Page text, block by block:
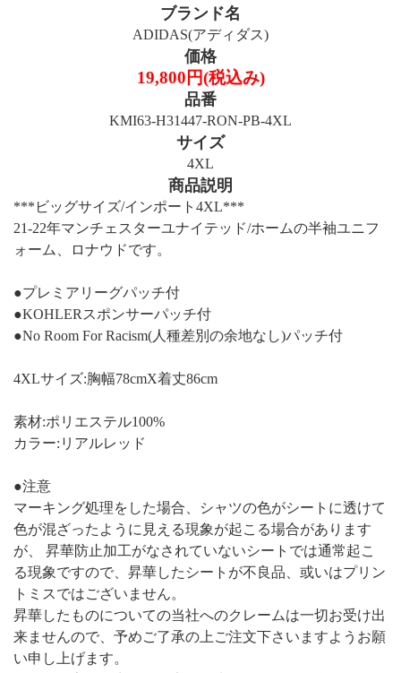
ブランド名
ADIDAS(アディダス)
価格
19,800円(税込み)
品番
KMI63-H31447-RON-PB-4XL
サイズ
4XL
商品説明
***ビッグサイズ/インポート4XL***
21-22年マンチェスターユナイテッド/ホームの半袖ユニフ
ォーム、ロナウドです。
●プレミアリーグパッチ付
●KOHLERスポンサーパッチ付
●No Room For Racism(人種差別の余地なし)パッチ付
4XLサイズ:胸幅78cmX着丈86cm
素材:ポリエステル100%
カラー:リアルレッド
●注意
マーキング処理をした場合、シャツの色がシートに透けて
色が混ざったように見える現象が起こる場合があります
が、 昇華防止加工がなされていないシートでは通常起こ
る現象ですので、昇華したシートが不良品、或いはプリン
トミスではございません。
昇華したものについての当社へのクレームは一切お受け出
来ませんので、予めご了承の上ご注文下さいますようお願
い申し上げます。